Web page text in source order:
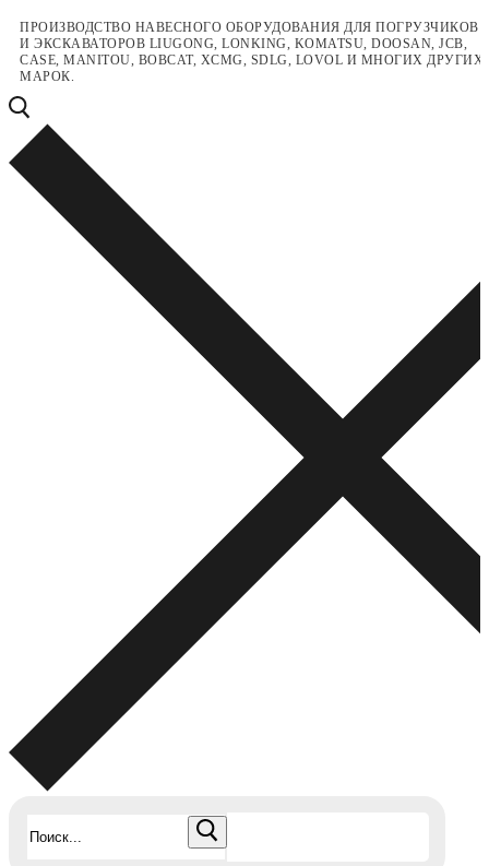
Перейти
содержимому
Меню
Закрыть
ПРОИЗВОДСТВО НАВЕСНОГО ОБОРУДОВАНИЯ ДЛЯ ПОГРУЗЧИКОВ
И ЭКСКАВАТОРОВ LIUGONG, LONKING, KOMATSU, DOOSAN, JCB,
CASE, MANITOU, BOBCAT, XCMG, SDLG, LOVOL И МНОГИХ ДРУГИХ
МАРОК.